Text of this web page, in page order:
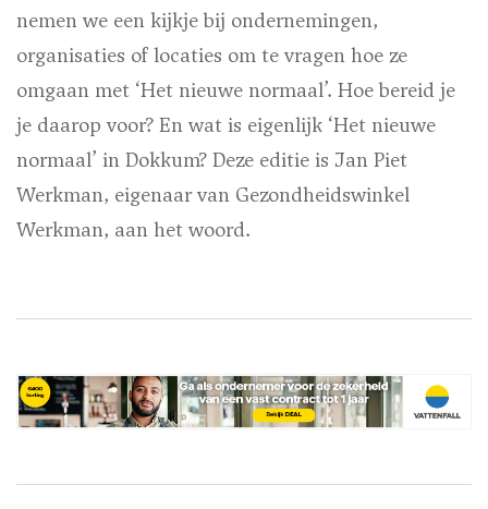
nemen we een kijkje bij ondernemingen,
organisaties of locaties om te vragen hoe ze
omgaan met ‘Het nieuwe normaal’. Hoe bereid je
je daarop voor? En wat is eigenlijk ‘Het nieuwe
normaal’ in Dokkum? Deze editie is Jan Piet
Werkman, eigenaar van Gezondheidswinkel
Werkman, aan het woord.